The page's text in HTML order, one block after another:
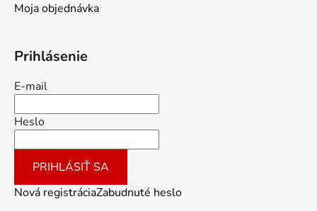
Moja objednávka
Prihlásenie
E-mail
Heslo
PRIHLÁSIŤ SA
Nová registráciaZabudnuté heslo